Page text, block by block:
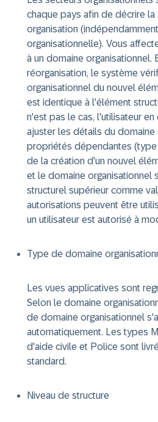
chaque pays afin de décrire
organisation
organisationnelle). Vous
à un domaine organisationnel.
réorganisation, le système
organisationnel du nouvel
est identique à l'élément
n'est pas le cas, l'utilisateur
ajuster les détails du domaine
propriétés dépendantes (type
de la création d'un nouvel
et le domaine organisationnel
structurel supérieur comme
autorisations peuvent être
un utilisateur est autorisé à
Type de domaine
Les vues applicatives sont
Selon le domaine
de domaine organisationnel
automatiquement. Les types
d'aide civile et Police sont
standard.
Niveau de structure